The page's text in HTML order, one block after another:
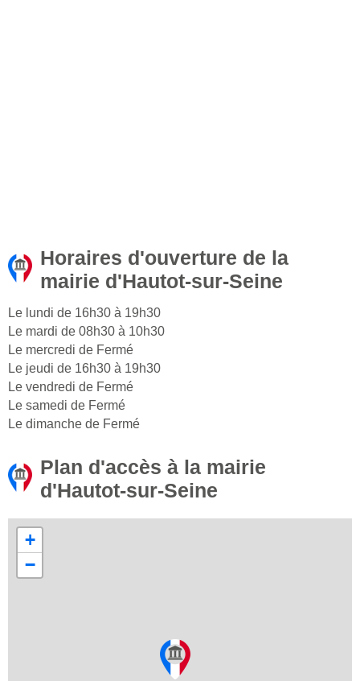
Horaires d'ouverture de la
mairie d'Hautot-sur-Seine
Le lundi de 16h30 à 19h30
Le mardi de 08h30 à 10h30
Le mercredi de Fermé
Le jeudi de 16h30 à 19h30
Le vendredi de Fermé
Le samedi de Fermé
Le dimanche de Fermé
Plan d'accès à la mairie
d'Hautot-sur-Seine
+
−